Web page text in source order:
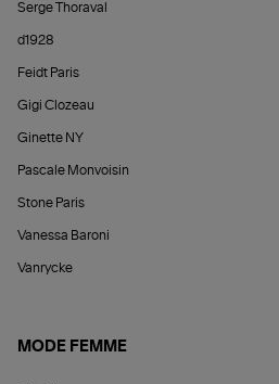
Serge Thoraval
d1928
Feidt Paris
Gigi Clozeau
Ginette NY
Pascale Monvoisin
Stone Paris
Vanessa Baroni
Vanrycke
MODE FEMME